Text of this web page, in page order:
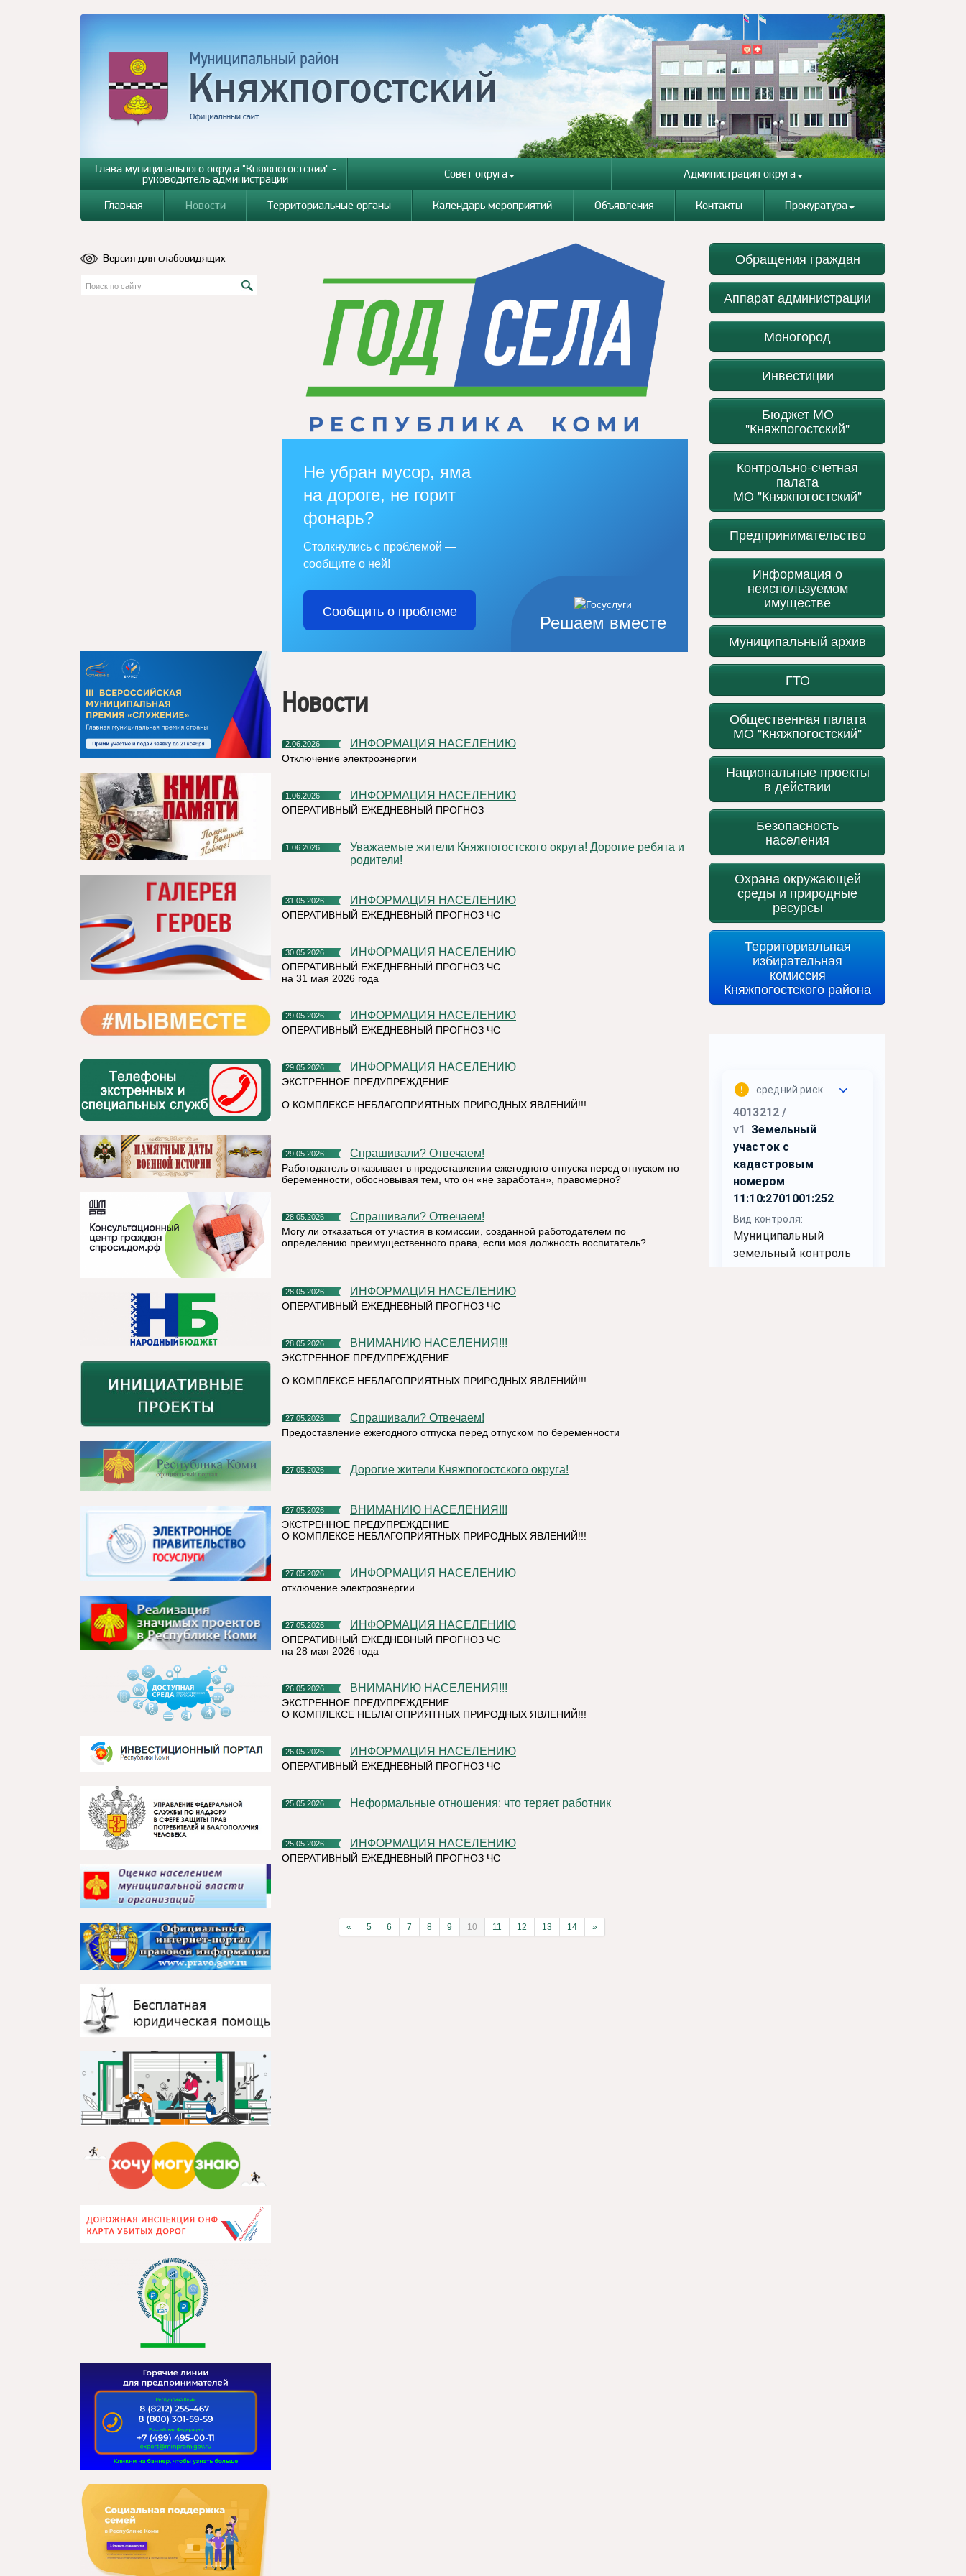
Глава муниципального округа "Княжпогостский" -
руководитель администрации Совет округа Администрация округа
Главная Новости Территориальные органы Календарь мероприятий Объявления Контакты Прокуратура
Версия для слабовидящих
Решаем вместе
Не убран мусор, яма
на дороге, не горит
фонарь?
Столкнулись с проблемой —
сообщите о ней!
Сообщить о проблеме
Новости
2.06.2026 ИНФОРМАЦИЯ НАСЕЛЕНИЮ
Отключение электроэнергии
1.06.2026 ИНФОРМАЦИЯ НАСЕЛЕНИЮ
ОПЕРАТИВНЫЙ ЕЖЕДНЕВНЫЙ ПРОГНОЗ
1.06.2026
Уважаемые жители Княжпогостского округа! Дорогие ребята и
родители!
31.05.2026 ИНФОРМАЦИЯ НАСЕЛЕНИЮ
ОПЕРАТИВНЫЙ ЕЖЕДНЕВНЫЙ ПРОГНОЗ ЧС
30.05.2026 ИНФОРМАЦИЯ НАСЕЛЕНИЮ
ОПЕРАТИВНЫЙ ЕЖЕДНЕВНЫЙ ПРОГНОЗ ЧС
на 31 мая 2026 года
29.05.2026 ИНФОРМАЦИЯ НАСЕЛЕНИЮ
ОПЕРАТИВНЫЙ ЕЖЕДНЕВНЫЙ ПРОГНОЗ ЧС
29.05.2026 ИНФОРМАЦИЯ НАСЕЛЕНИЮ
ЭКСТРЕННОЕ ПРЕДУПРЕЖДЕНИЕ
О КОМПЛЕКСЕ НЕБЛАГОПРИЯТНЫХ ПРИРОДНЫХ ЯВЛЕНИЙ!!!
29.05.2026 Спрашивали? Отвечаем!
Работодатель отказывает в предоставлении ежегодного отпуска перед отпуском по
беременности, обосновывая тем, что он «не заработан», правомерно?
28.05.2026 Спрашивали? Отвечаем!
Могу ли отказаться от участия в комиссии, созданной работодателем по
определению преимущественного права, если моя должность воспитатель?
28.05.2026 ИНФОРМАЦИЯ НАСЕЛЕНИЮ
ОПЕРАТИВНЫЙ ЕЖЕДНЕВНЫЙ ПРОГНОЗ ЧС
28.05.2026 ВНИМАНИЮ НАСЕЛЕНИЯ!!!
ЭКСТРЕННОЕ ПРЕДУПРЕЖДЕНИЕ
О КОМПЛЕКСЕ НЕБЛАГОПРИЯТНЫХ ПРИРОДНЫХ ЯВЛЕНИЙ!!!
27.05.2026 Спрашивали? Отвечаем!
Предоставление ежегодного отпуска перед отпуском по беременности
27.05.2026 Дорогие жители Княжпогостского округа!
27.05.2026 ВНИМАНИЮ НАСЕЛЕНИЯ!!!
ЭКСТРЕННОЕ ПРЕДУПРЕЖДЕНИЕ
О КОМПЛЕКСЕ НЕБЛАГОПРИЯТНЫХ ПРИРОДНЫХ ЯВЛЕНИЙ!!!
27.05.2026 ИНФОРМАЦИЯ НАСЕЛЕНИЮ
отключение электроэнергии
27.05.2026 ИНФОРМАЦИЯ НАСЕЛЕНИЮ
ОПЕРАТИВНЫЙ ЕЖЕДНЕВНЫЙ ПРОГНОЗ ЧС
на 28 мая 2026 года
26.05.2026 ВНИМАНИЮ НАСЕЛЕНИЯ!!!
ЭКСТРЕННОЕ ПРЕДУПРЕЖДЕНИЕ
О КОМПЛЕКСЕ НЕБЛАГОПРИЯТНЫХ ПРИРОДНЫХ ЯВЛЕНИЙ!!!
26.05.2026 ИНФОРМАЦИЯ НАСЕЛЕНИЮ
ОПЕРАТИВНЫЙ ЕЖЕДНЕВНЫЙ ПРОГНОЗ ЧС
25.05.2026 Неформальные отношения: что теряет работник
25.05.2026 ИНФОРМАЦИЯ НАСЕЛЕНИЮ
ОПЕРАТИВНЫЙ ЕЖЕДНЕВНЫЙ ПРОГНОЗ ЧС
« 5 6 7 8 9 10 11 12 13 14 »
Обращения граждан
Аппарат администрации
Моногород
Инвестиции
Бюджет МО
"Княжпогостский"
Контрольно-счетная
палата
МО "Княжпогостский"
Предпринимательство
Информация о
неиспользуемом
имуществе
Муниципальный архив
ГТО
Общественная палата
МО "Княжпогостский"
Национальные проекты
в действии
Безопасность
населения
Охрана окружающей
среды и природные
ресурсы
Территориальная
избирательная
комиссия
Княжпогостского района